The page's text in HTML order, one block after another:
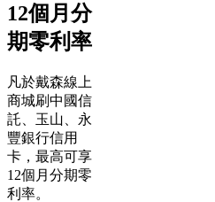
12個月分
期零利率
凡於戴森線上
商城刷中國信
託、玉山、永
豐銀行信用
卡，最高可享
12個月分期零
利率。